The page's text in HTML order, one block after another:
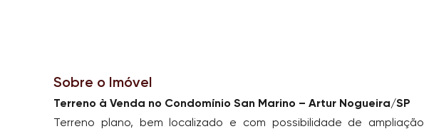
Sobre o Imóvel
Terreno à Venda no Condomínio San Marino – Artur Nogueira/SP
Terreno plano, bem localizado e com possibilidade de ampliação